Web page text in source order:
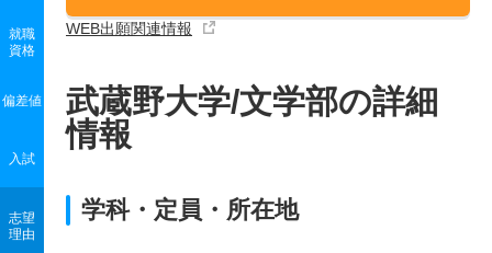
WEB出願関連情報
就職
資格
偏差値
入試
志望
理由
武蔵野大学/文学部の詳細
情報
学科・定員・所在地